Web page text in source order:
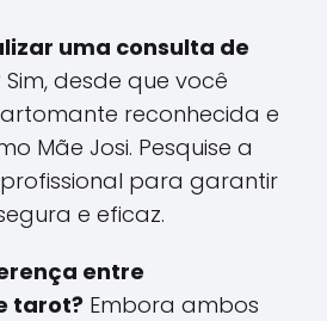
uma consulta de
Sim, desde que você
reconhecida e
Mãe Josi. Pesquise a
para garantir
e eficaz.
entre
tarot? Embora ambos